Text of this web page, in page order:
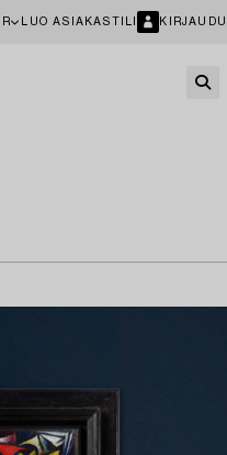
LUO ASIAKASTILI KIRJAUDU